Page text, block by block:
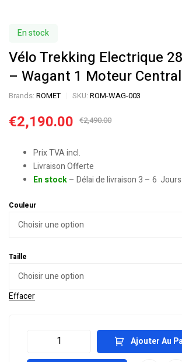
En stock
Vélo Trekking Electrique
– Wagant 1 Moteur
Brands: ROMET SKU: ROM-WAG-003
€2,490.00
€2,190.00
Prix TVA incl.
Livraison Offerte
En stock– Délai de livraison 3 – 6
Couleur
Taille
Effacer
Ajouter Au